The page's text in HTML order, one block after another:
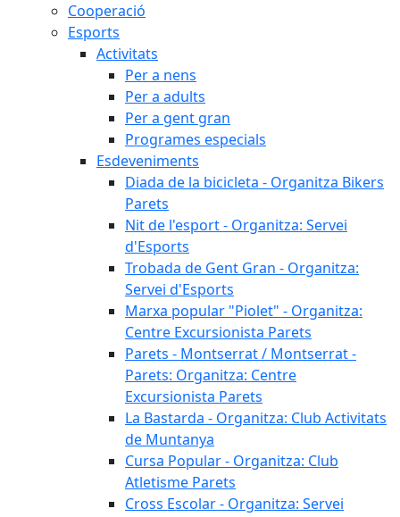
Cooperació
Esports
Activitats
Per a nens
Per a adults
Per a gent gran
Programes especials
Esdeveniments
Diada de la bicicleta - Organitza Bikers
Parets
Nit de l'esport - Organitza: Servei
d'Esports
Trobada de Gent Gran - Organitza:
Servei d'Esports
Marxa popular "Piolet" - Organitza:
Centre Excursionista Parets
Parets - Montserrat / Montserrat -
Parets: Organitza: Centre
Excursionista Parets
La Bastarda - Organitza: Club Activitats
de Muntanya
Cursa Popular - Organitza: Club
Atletisme Parets
Cross Escolar - Organitza: Servei